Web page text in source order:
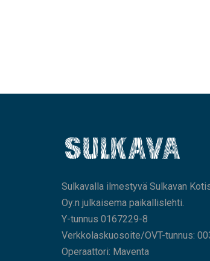
Sulkavalla ilmestyvä Sulkavan
Oy:n julkaisema paikallislehti.
Y-tunnus 0167229-8
Verkkolaskuosoite/OVT-tunnus:
Operaattori: Maventa